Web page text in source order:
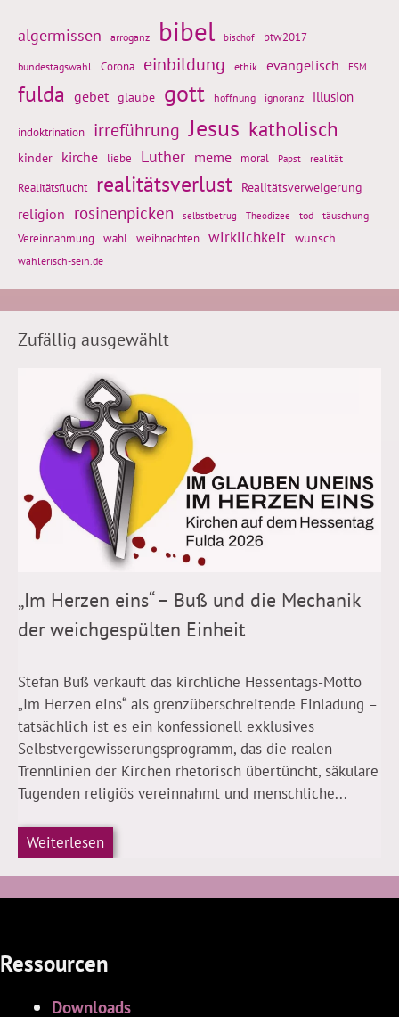
algermissen arroganz bibel bischof btw2017
bundestagswahl Corona einbildung ethik evangelisch FSM
fulda gebet glaube gott hoffnung ignoranz illusion
indoktrination irreführung Jesus katholisch
kinder kirche liebe Luther meme moral Papst realität
Realitätsflucht realitätsverlust Realitätsverweigerung
religion rosinenpicken selbstbetrug Theodizee tod täuschung
Vereinnahmung wahl weihnachten wirklichkeit wunsch
wählerisch-sein.de
Zufällig ausgewählt
„Im Herzen eins“ – Buß und die Mechanik
der weichgespülten Einheit
Stefan Buß verkauft das kirchliche Hessentags-Motto
„Im Herzen eins“ als grenzüberschreitende Einladung –
tatsächlich ist es ein konfessionell exklusives
Selbstvergewisserungsprogramm, das die realen
Trennlinien der Kirchen rhetorisch übertüncht, säkulare
Tugenden religiös vereinnahmt und menschliche...
Weiterlesen
Ressourcen
Downloads